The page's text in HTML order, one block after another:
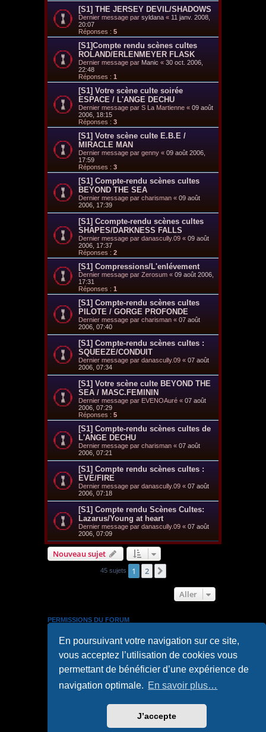
En poursuivant votre navigation sur ce site,
vous acceptez l’utilisation de cookies vous
permettant de bénéficier d’une expérience de
navigation optimale. En savoir plus…
J’accepte
[S1] THE JERSEY DEVIL/SHADOWS
Dernier message par syldana « 11 janv. 2008,
20:07
Réponses : 5
[S1]Compte rendu scènes cultes
ROLAND/ERLENMEYER FLASK
Dernier message par Manic « 30 oct. 2006,
22:48
Réponses : 1
[S1] Votre scène culte soirée
ESPACE / L'ANGE DECHU
Dernier message par S La Martienne « 09 août
2006, 18:15
Réponses : 3
[S1] Votre scène culte E.B.E /
MIRACLE MAN
Dernier message par genny « 09 août 2006,
17:59
Réponses : 3
[S1] Compte-rendu scènes cultes
BEYOND THE SEA
Dernier message par charisman « 09 août
2006, 17:39
[S1] Ccompte-rendu scènes cultes
SHAPES/DARKNESS FALLS
Dernier message par danascully.09 « 09 août
2006, 17:37
Réponses : 2
[S1] Compressions/L'enlévement
Dernier message par Zerosum « 09 août 2006,
17:31
Réponses : 1
[S1] Compte-rendu scènes cultes
PILOTE / GORGE PROFONDE
Dernier message par charisman « 07 août
2006, 07:40
[S1] Compte-rendu scènes cultes :
SQUEEZE/CONDUIT
Dernier message par danascully.09 « 07 août
2006, 07:34
[S1] Votre scène culte BEYOND THE
SEA / MASC.FEMININ
Dernier message par EVENOAuré « 07 août
2006, 07:29
Réponses : 5
[S1] Compte-rendu scènes cultes de
L'ANGE DECHU
Dernier message par charisman « 07 août
2006, 07:21
[S1] Compte rendu scènes cultes :
EVE/FIRE
Dernier message par danascully.09 « 07 août
2006, 07:18
[S1] Compte rendu Scènes Cultes:
Lazarus/Young at heart
Dernier message par danascully.09 « 07 août
2006, 07:09
Nouveau sujet
45 sujets 1 2
Aller
PERMISSIONS DU FORUM
forum
ne pouvez pas
répondre aux sujets dans ce forum
Vousne pouvez pasmodifier vos messages dans ce
Vousne pouvez passupprimer vos messages dans ce
Vousne pouvez pastransférer de pièces jointes dans ce
Accueil du forum